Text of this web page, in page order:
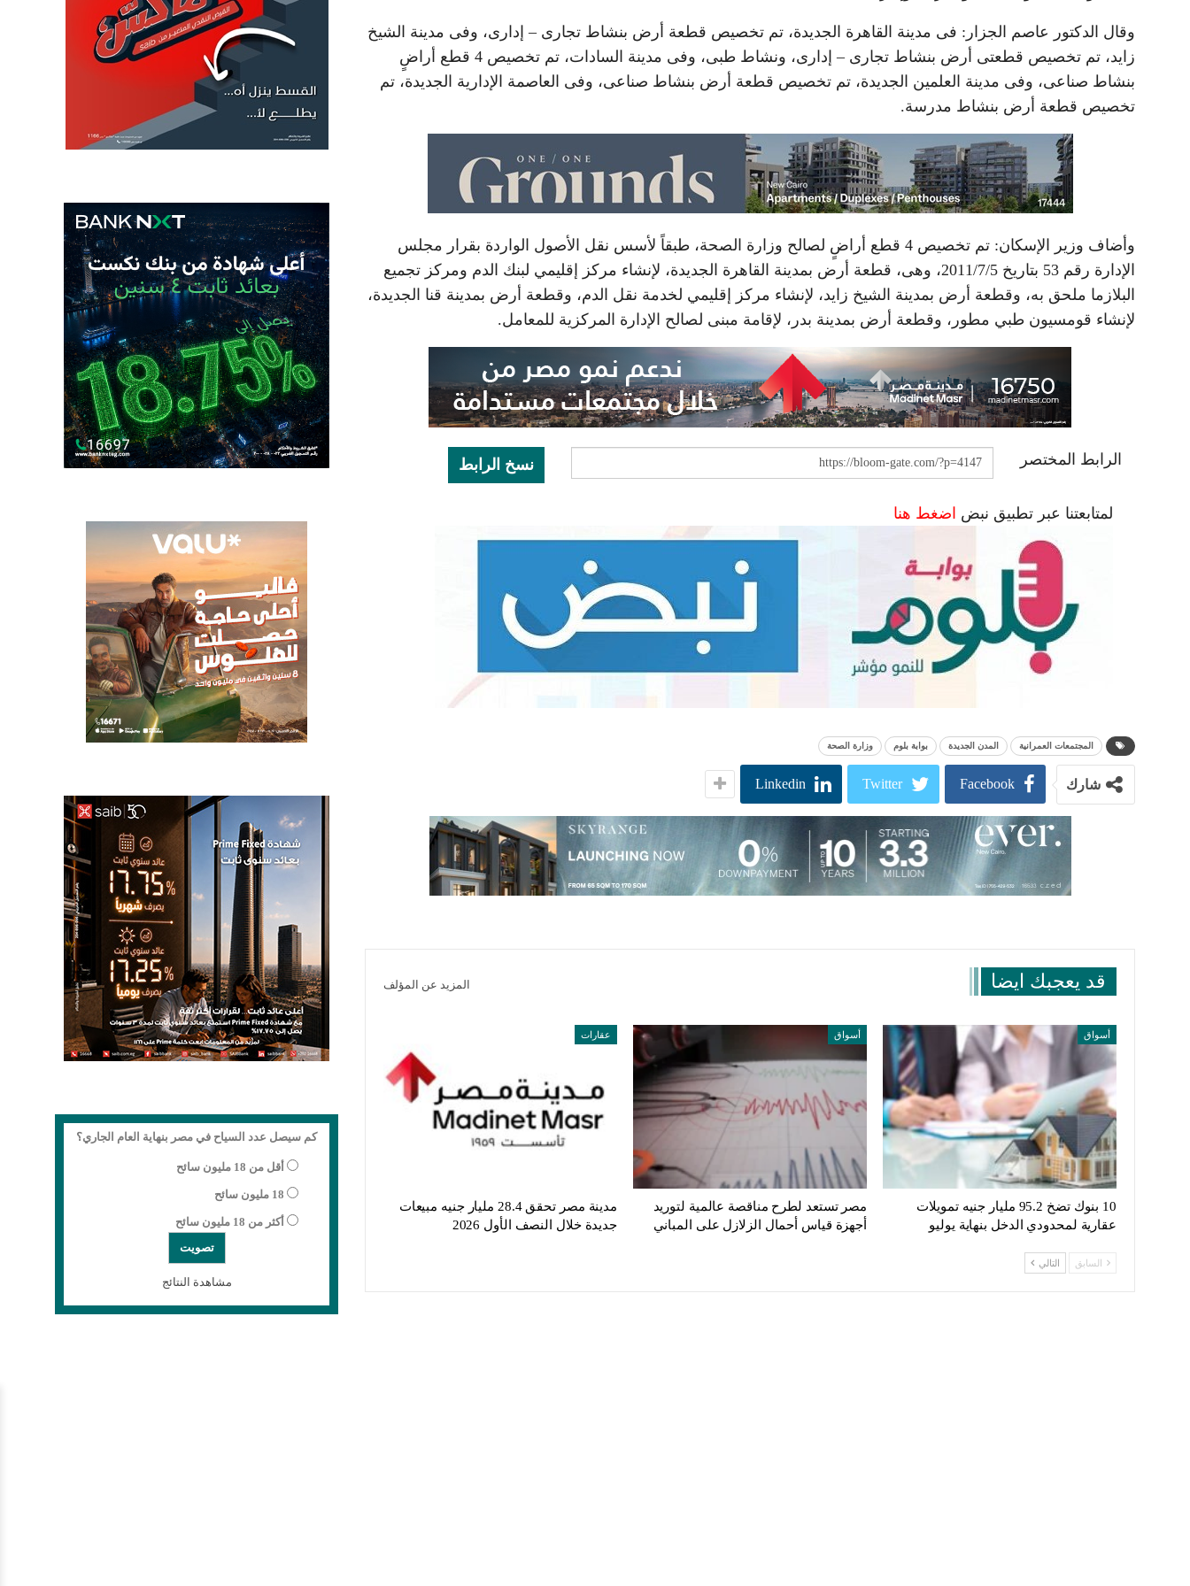
وقال الدكتور عاصم الجزار: فى مدينة القاهرة الجديدة، تم تخصيص قطعة أرض بنشاط تجارى – إدارى، وفى مدينة الشيخ
زايد، تم تخصيص قطعتى أرض بنشاط تجارى – إدارى، ونشاط طبى، وفى مدينة السادات، تم تخصيص 4 قطع أراضٍ
بنشاط صناعى، وفى مدينة العلمين الجديدة، تم تخصيص قطعة أرض بنشاط صناعى، وفى العاصمة الإدارية الجديدة، تم
تخصيص قطعة أرض بنشاط مدرسة.
وأضاف وزير الإسكان: تم تخصيص 4 قطع أراضٍ لصالح وزارة الصحة، طبقاً لأسس نقل الأصول الواردة بقرار مجلس
الإدارة رقم 53 بتاريخ 2011/7/5، وهى، قطعة أرض بمدينة القاهرة الجديدة، لإنشاء مركز إقليمي لبنك الدم ومركز تجميع
البلازما ملحق به، وقطعة أرض بمدينة الشيخ زايد، لإنشاء مركز إقليمي لخدمة نقل الدم، وقطعة أرض بمدينة قنا الجديدة،
لإنشاء قومسيون طبي مطور، وقطعة أرض بمدينة بدر، لإقامة مبنى لصالح الإدارة المركزية للمعامل.
الرابط المختصر نسخ الرابط
لمتابعتنا عبر تطبيق نبض اضغط هنا
المجتمعات العمرانية المدن الجديدة بوابة بلوم وزارة الصحة
شارك Facebook
Twitter
Linkedin
قد يعجبك ايضا المزيد عن المؤلف
أسواق
10 بنوك تضخ 95.2 مليار جنيه تمويلات
عقارية لمحدودي الدخل بنهاية يوليو
أسواق
مصر تستعد لطرح مناقصة عالمية لتوريد
أجهزة قياس أحمال الزلازل على المباني
عقارات
مدينة مصر تحقق 28.4 مليار جنيه مبيعات
جديدة خلال النصف الأول 2026
السابق التالي
كم سيصل عدد السياح في مصر بنهاية العام الجاري؟
أقل من 18 مليون سائح
18 مليون سائح
أكثر من 18 مليون سائح
مشاهدة النتائج